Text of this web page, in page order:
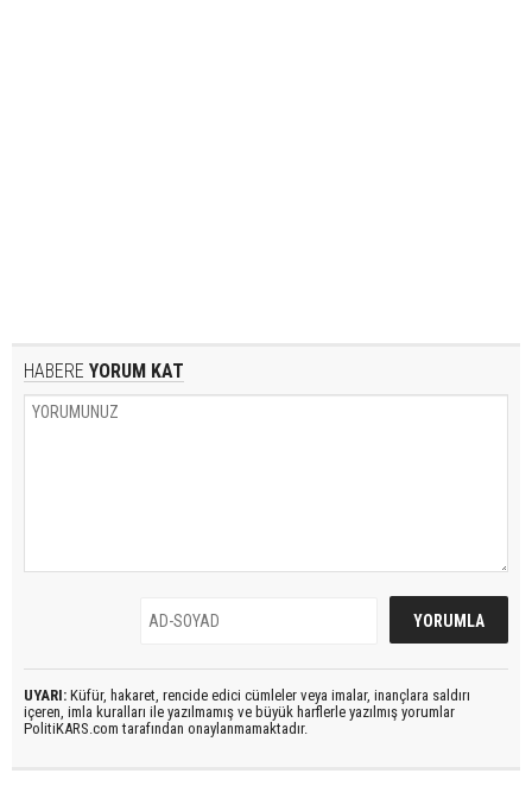
HABERE YORUM KAT
UYARI: Küfür, hakaret, rencide edici cümleler veya imalar, inançlara saldırı
içeren, imla kuralları ile yazılmamış ve büyük harflerle yazılmış yorumlar
PolitiKARS.com tarafından onaylanmamaktadır.